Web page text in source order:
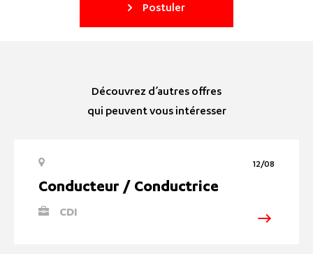
Postuler
Découvrez d’autres offres
qui peuvent vous intéresser
12/08
Conducteur / Conductrice
CDI